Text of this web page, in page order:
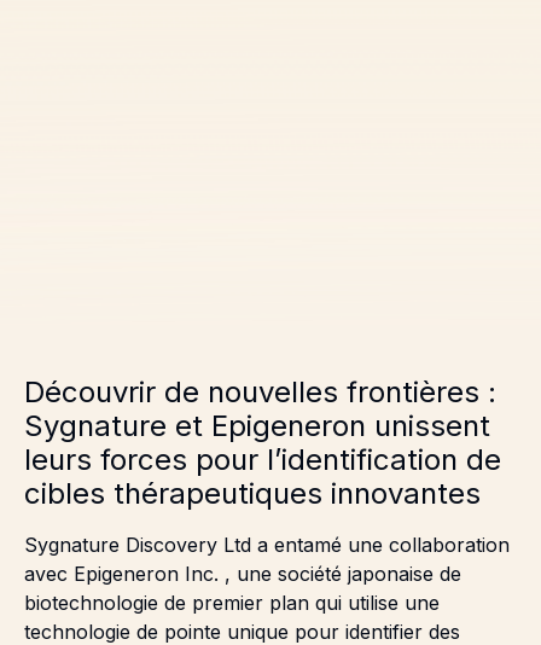
Découvrir de nouvelles frontières :
Sygnature et Epigeneron unissent
leurs forces pour l’identification de
cibles thérapeutiques innovantes
Sygnature Discovery Ltd a entamé une collaboration
avec Epigeneron Inc. , une société japonaise de
biotechnologie de premier plan qui utilise une
technologie de pointe unique pour identifier des